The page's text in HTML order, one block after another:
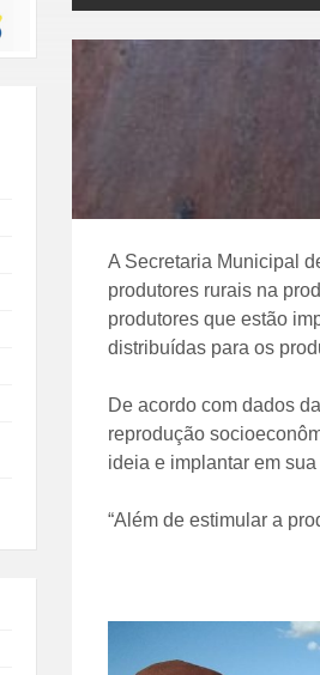
A Secretaria Municipal
produtores rurais na
produtores que estão
distribuídas para os
De acordo com dados
reprodução
ideia e implantar em
“Além de estimular a